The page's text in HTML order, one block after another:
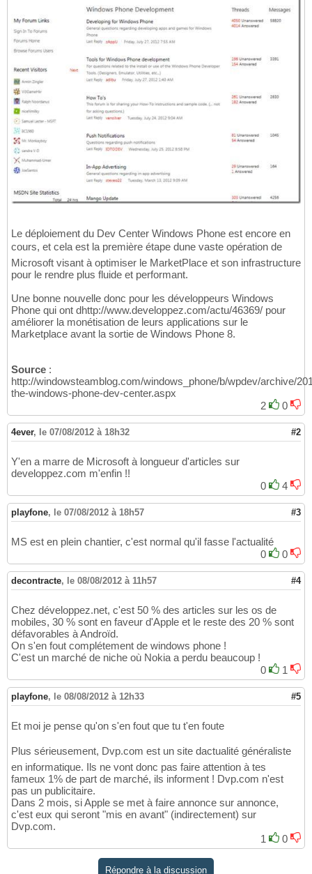
Le déploiement du Dev Center Windows Phone est encore en
cours, et cela est la première étape dune vaste opération de
Microsoft visant à optimiser le MarketPlace et son infrastructure
pour le rendre plus fluide et performant.
Une bonne nouvelle donc pour les développeurs Windows
Phone qui ont dhttp://www.developpez.com/actu/46369/ pour
améliorer la monétisation de leurs applications sur le
Marketplace avant la sortie de Windows Phone 8.
Source :
http://windowsteamblog.com/windows_phone/b/wpdev/archive/
the-windows-phone-dev-center.aspx
2
0
4ever, le 07/08/2012 à 18h32 #2
Y'en a marre de Microsoft à longueur d'articles sur
developpez.com m'enfin !!
0
4
playfone, le 07/08/2012 à 18h57 #3
MS est en plein chantier, c'est normal qu'il fasse l'actualité
0
0
decontracte, le 08/08/2012 à 11h57 #4
Chez développez.net, c'est 50 % des articles sur les os de
mobiles, 30 % sont en faveur d'Apple et le reste des 20 % sont
défavorables à Androïd.
On s'en fout complétement de windows phone !
C'est un marché de niche où Nokia a perdu beaucoup !
0
1
playfone, le 08/08/2012 à 12h33 #5
Et moi je pense qu'on s'en fout que tu t'en foute
Plus sérieusement, Dvp.com est un site dactualité généraliste
en informatique. Ils ne vont donc pas faire attention à tes
fameux 1% de part de marché, ils informent ! Dvp.com n'est
pas un publicitaire.
Dans 2 mois, si Apple se met à faire annonce sur annonce,
c'est eux qui seront "mis en avant" (indirectement) sur
Dvp.com.
1
0
Répondre à la discussion